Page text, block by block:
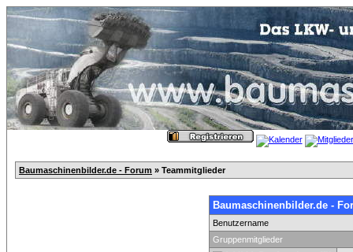
Baumaschinenbilder.de - Forum » Teammitglieder
Baumaschinenbilder.de -
Benutzername
Gruppenmitglieder